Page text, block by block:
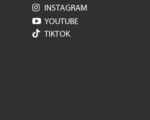
 INSTAGRAM
 YOUTUBE
TIKTOK